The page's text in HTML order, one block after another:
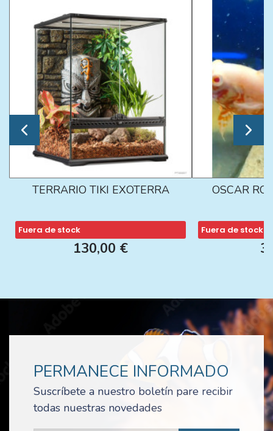
TERRARIO TIKI EXOTERRA
Fuera de stock
130,00 €
OSCAR
Fuera de stock
PERMANECE INFORMADO
Suscríbete a nuestro boletín pare recibir
todas nuestras novedades